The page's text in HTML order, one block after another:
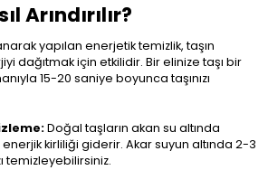
Arındırılır?
yapılan enerjetik temizlik, taşın
dağıtmak için etkilidir. Bir elinize taşı bir
15-20 saniye boyunca taşınızı
Doğal taşların akan su altında
kirliliği giderir. Akar suyun altında 2-3
temizleyebilirsiniz.